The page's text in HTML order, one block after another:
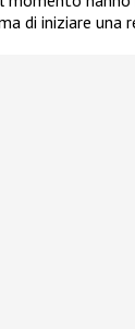
di iniziare una